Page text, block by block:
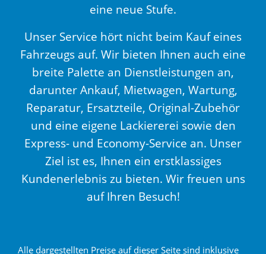
eine neue Stufe.
Unser Service hört nicht beim Kauf eines
Fahrzeugs auf. Wir bieten Ihnen auch eine
breite Palette an Dienstleistungen an,
darunter Ankauf, Mietwagen, Wartung,
Reparatur, Ersatzteile, Original-Zubehör
und eine eigene Lackiererei sowie den
Express- und Economy-Service an. Unser
Ziel ist es, Ihnen ein erstklassiges
Kundenerlebnis zu bieten. Wir freuen uns
auf Ihren Besuch!
Alle dargestellten Preise auf dieser Seite sind inklusive